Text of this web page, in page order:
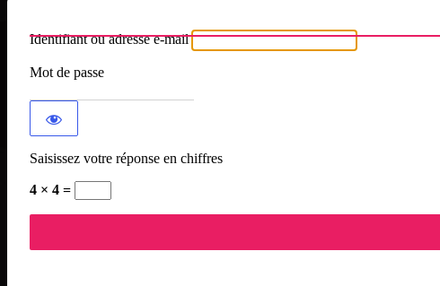
Identifiant ou adresse e-mail
Mot de passe
Saisissez votre réponse en chiffres
4 × 4 =